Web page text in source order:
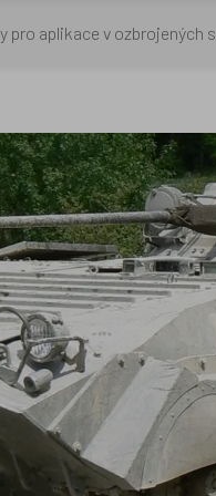
pro aplikace v ozbrojených